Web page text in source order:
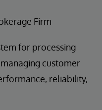
Firm
for processing
customer
reliability,